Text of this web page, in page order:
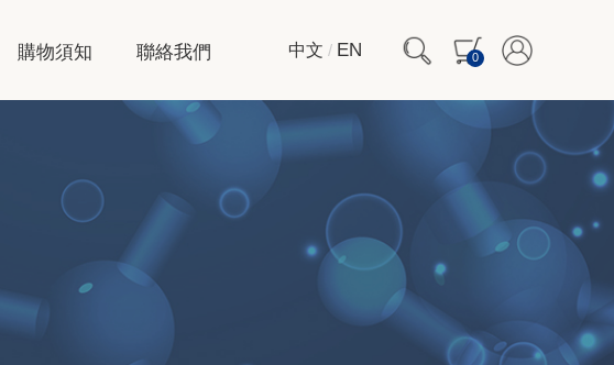
購物須知 聯絡我們 中文 / EN 0